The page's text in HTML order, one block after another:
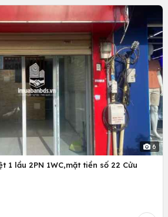
6
1 lầu 2PN 1WC,mặt tiền số 22 Cửu